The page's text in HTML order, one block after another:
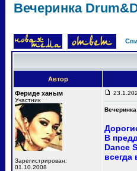
Вечеринка
Автор
Фериде ханым
Участник
Зарегистрирован:
01.10.2008
В
Dance
всегда